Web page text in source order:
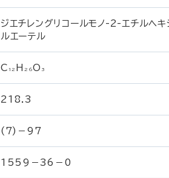
ジエチレングリコールモノ-2-エチルヘキ
ルエーテル
C 12 H 26O 3
218.3
(7)－97
1559－36－0